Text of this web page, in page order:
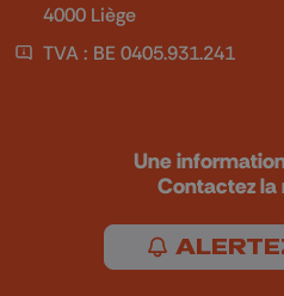
4000 Liège
TVA : BE 0405.931.241
Une
Contactez la